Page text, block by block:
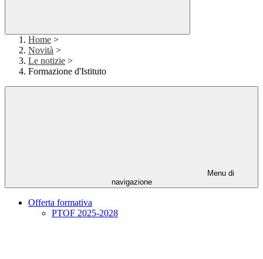
Home >
Novità >
Le notizie >
Formazione d'Istituto
Menu di
navigazione
Offerta formativa
PTOF 2025-2028